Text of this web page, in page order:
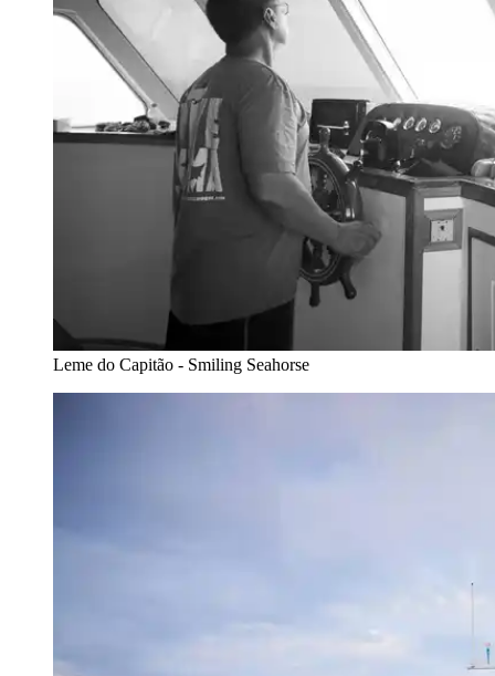
Leme do Capitão - Smiling Seahorse